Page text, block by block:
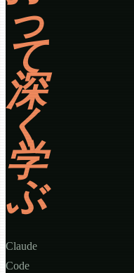
っ
て
深
く
学
ぶ
Claude
Code